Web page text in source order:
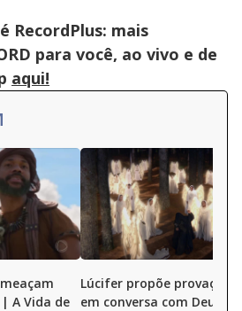
RecordPlus: mais
para você, ao vivo e de
aqui!
A Vida de
Lúcifer propõe provação
em conversa com Deus |